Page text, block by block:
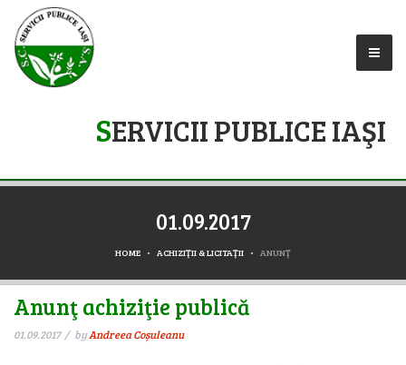
SERVICII PUBLICE IAŞI
01.09.2017
HOME ACHIZIŢII & LICITAŢII ANUNŢ
Anunţ achiziţie publică
01.09.2017 byAndreea Coșuleanu